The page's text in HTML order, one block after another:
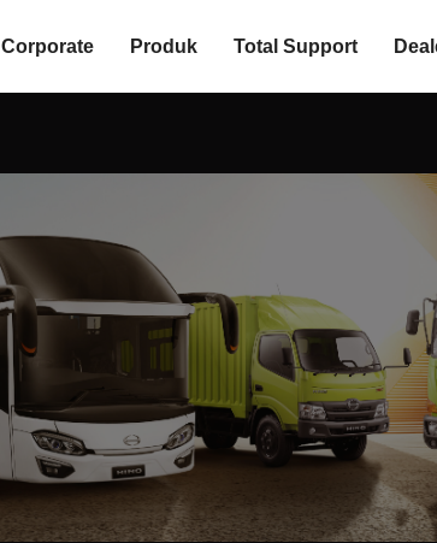
Corporate Produk Total Support